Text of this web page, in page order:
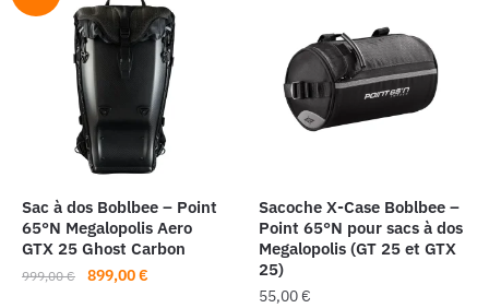
Sac à dos Boblbee – Point
65°N Megalopolis Aero
GTX 25 Ghost Carbon
999,00€
Le
899,00€
Sacoche X-Case Boblbee –
Point 65°N pour sacs à dos
Megalopolis (GT 25 et GTX
25)
55,00€